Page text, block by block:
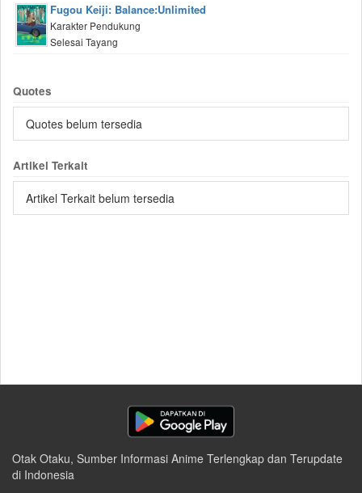
Fugou Keiji: Balance:Unlimited
Karakter Pendukung
Selesai Tayang
Quotes
Quotes belum tersedia
Artikel Terkait
Artikel Terkait belum tersedia
Otak Otaku, Sumber Informasi Anime Terlengkap dan Terupdate
di Indonesia